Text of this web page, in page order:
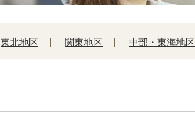
東北地区 関東地区 中部・東海地区